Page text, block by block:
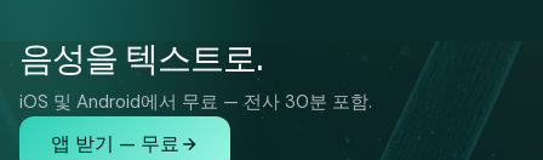
음성을 텍스트로.
iOS 및 Android에서 무료 — 전사 30분 포함.
앱 받기 — 무료